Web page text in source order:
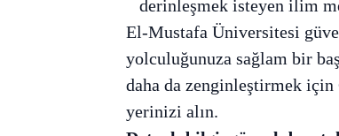
derinleşmek isteyen ilim
El-Mustafa Üniversitesi
yolculuğunuza sağlam bir
daha da zenginleştirmek için
yerinizi alın.